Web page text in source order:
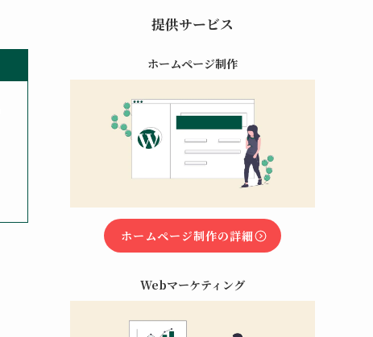
提供サービス
ホームページ制作
ホームページ制作の詳細
Webマーケティング